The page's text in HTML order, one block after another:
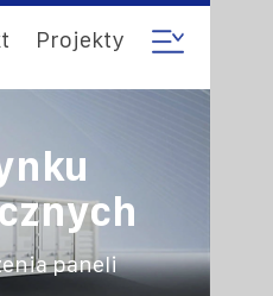
Projekty
paneli